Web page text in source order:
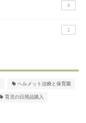
4
1
ヘルメット治療と保育園
育児の日用品購入